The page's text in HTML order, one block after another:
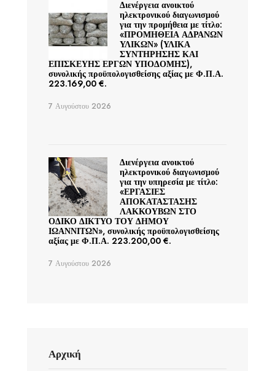
Διενέργεια ανοικτού
ηλεκτρονικού διαγωνισμού
για την προμήθεια με τίτλο:
«ΠΡΟΜΗΘΕΙΑ ΑΔΡΑΝΩΝ
ΥΛΙΚΩΝ» (ΥΛΙΚΑ
ΣΥΝΤΗΡΗΣΗΣ ΚΑΙ
ΕΠΙΣΚΕΥΗΣ ΕΡΓΩΝ ΥΠΟΔΟΜΗΣ),
συνολικής προϋπολογισθείσης αξίας με Φ.Π.Α.
223.169,00 €.
7 Αυγούστου 2026
Διενέργεια ανοικτού
ηλεκτρονικού διαγωνισμού
για την υπηρεσία με τίτλο:
«ΕΡΓΑΣΙΕΣ
ΑΠΟΚΑΤΑΣΤΑΣΗΣ
ΛΑΚΚΟΥΒΩΝ ΣΤΟ
ΟΔΙΚΟ ΔΙΚΤΥΟ ΤΟΥ ΔΗΜΟΥ
ΙΩΑΝΝΙΤΩΝ», συνολικής προϋπολογισθείσης
αξίας με Φ.Π.Α. 223.200,00 €.
7 Αυγούστου 2026
Αρχική